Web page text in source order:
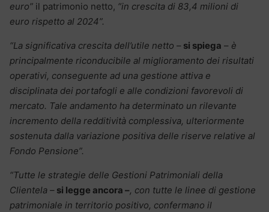
euro” il patrimonio netto, “in crescita di 83,4 milioni di
euro rispetto al 2024”.
“La significativa crescita dell’utile netto – si spiega – è
principalmente riconducibile al miglioramento dei risultati
operativi, conseguente ad una gestione attiva e
disciplinata dei portafogli e alle condizioni favorevoli di
mercato. Tale andamento ha determinato un rilevante
incremento della redditività complessiva, ulteriormente
sostenuta dalla variazione positiva delle riserve relative al
Fondo Pensione”.
“Tutte le strategie delle Gestioni Patrimoniali della
Clientela – si legge ancora –, con tutte le linee di gestione
patrimoniale in territorio positivo, confermano il